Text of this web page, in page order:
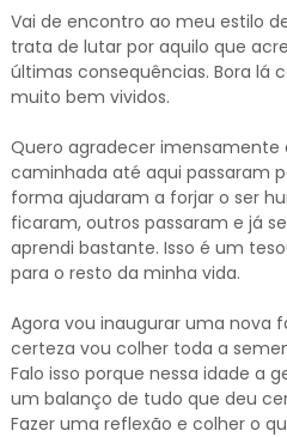
Vai de encontro ao meu estilo
trata de lutar por aquilo que
últimas consequências. Bora lá
muito bem vividos.
Quero agradecer imensamente
caminhada até aqui passaram
forma ajudaram a forjar o ser
ficaram, outros passaram e já
aprendi bastante. Isso é um
para o resto da minha vida.
Agora vou inaugurar uma nova
certeza vou colher toda a
Falo isso porque nessa idade a
um balanço de tudo que deu
Fazer uma reflexão e colher o